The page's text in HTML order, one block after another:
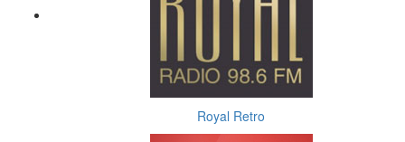
Royal Retro